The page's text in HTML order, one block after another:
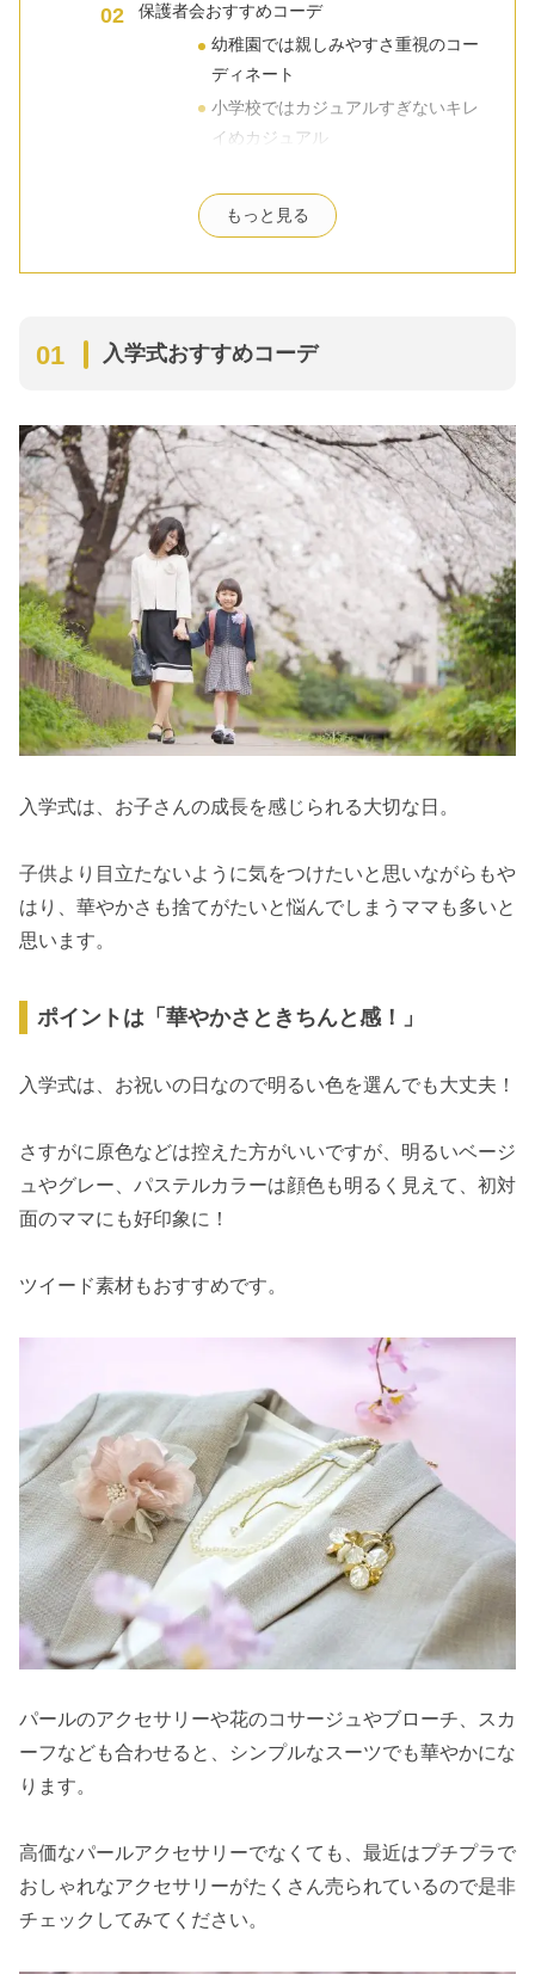
保護者会おすすめコーデ
幼稚園では親しみやすさ重視のコー
ディネート
小学校ではカジュアルすぎないキレ
イめカジュアル
授業参観の教科に合わせたコーデ
個人面談おすすめコーデ
”きちんと感”のある服装が大切
卒業式おすすめコーデ
まとめ
もっと見る
入学式おすすめコーデ
入学式は、お子さんの成長を感じられる大切な日。
子供より目立たないように気をつけたいと思いながらもや
はり、華やかさも捨てがたいと悩んでしまうママも多いと
思います。
ポイントは「華やかさときちんと感！」
入学式は、お祝いの日なので明るい色を選んでも大丈夫！
さすがに原色などは控えた方がいいですが、明るいベージ
ュやグレー、パステルカラーは顔色も明るく見えて、初対
面のママにも好印象に！
ツイード素材もおすすめです。
パールのアクセサリーや花のコサージュやブローチ、スカ
ーフなども合わせると、シンプルなスーツでも華やかにな
ります。
高価なパールアクセサリーでなくても、最近はプチプラで
おしゃれなアクセサリーがたくさん売られているので是非
チェックしてみてください。